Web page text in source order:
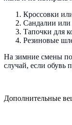
Кроссовки
Сандалии
Тапочки для
Резиновые
На зимние смены
случай, если обувь
Дополнительные